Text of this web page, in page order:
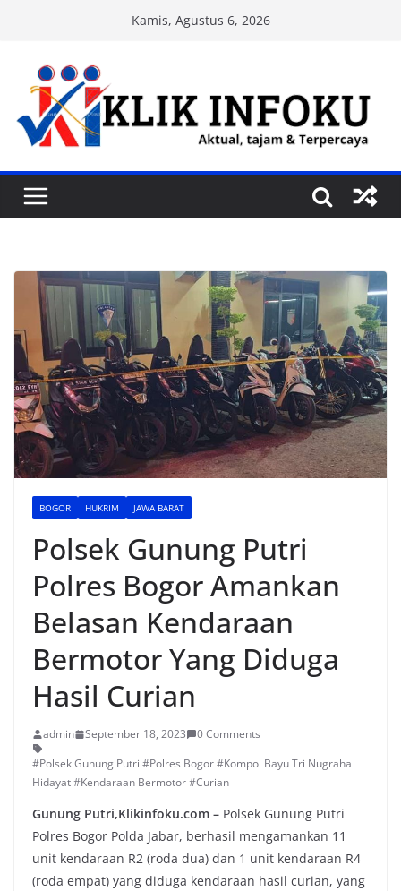
content
Kamis, Agustus 6, 2026
BOGOR HUKRIM JAWA BARAT
Polsek Gunung Putri
Polres Bogor Amankan
Belasan Kendaraan
Bermotor Yang Diduga
Hasil Curian
admin September 18, 2023
0 Comments
#Polsek Gunung Putri #Polres Bogor #Kompol Bayu Tri Nugraha
Hidayat #Kendaraan Bermotor #Curian
Gunung Putri,Klikinfoku.com – Polsek Gunung Putri
Polres Bogor Polda Jabar, berhasil mengamankan 11
unit kendaraan R2 (roda dua) dan 1 unit kendaraan R4
(roda empat) yang diduga kendaraan hasil curian, yang